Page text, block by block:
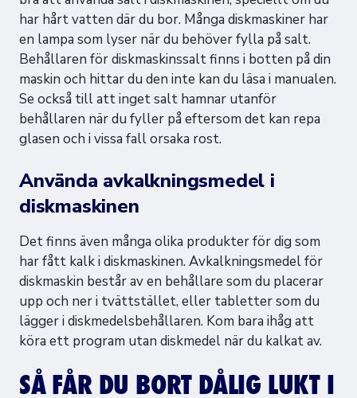
har hårt vatten där du bor. Många diskmaskiner har
en lampa som lyser när du behöver fylla på salt.
Behållaren för diskmaskinssalt finns i botten på din
maskin och hittar du den inte kan du läsa i manualen.
Se också till att inget salt hamnar utanför
behållaren när du fyller på eftersom det kan repa
glasen och i vissa fall orsaka rost.
Använda avkalkningsmedel i
diskmaskinen
Det finns även många olika produkter för dig som
har fått kalk i diskmaskinen. Avkalkningsmedel för
diskmaskin består av en behållare som du placerar
upp och ner i tvättstället, eller tabletter som du
lägger i diskmedelsbehållaren. Kom bara ihåg att
köra ett program utan diskmedel när du kalkat av.
SÅ FÅR DU BORT DÅLIG LUKT I